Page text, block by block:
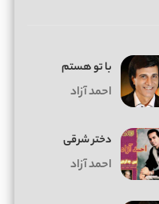
با تو هستم
احمد آزاد
دختر شرقی
احمد آزاد